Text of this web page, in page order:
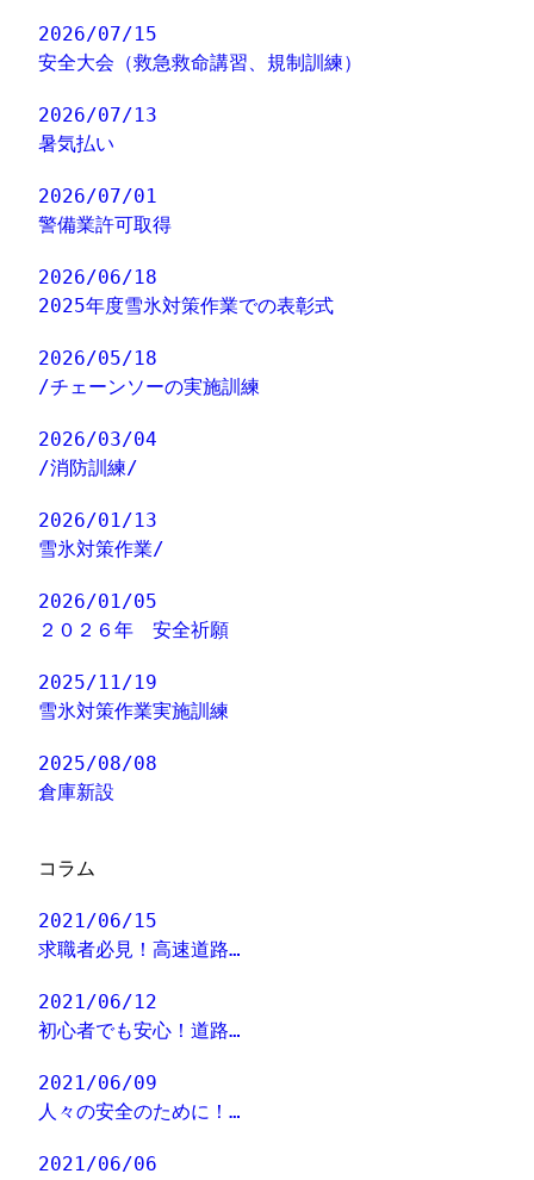
2026/07/15
安全大会（救急救命講習、規制訓練）
2026/07/13
暑気払い
2026/07/01
警備業許可取得
2026/06/18
2025年度雪氷対策作業での表彰式
2026/05/18
/チェーンソーの実施訓練
2026/03/04
/消防訓練/
2026/01/13
雪氷対策作業/
2026/01/05
２０２６年 安全祈願
2025/11/19
雪氷対策作業実施訓練
2025/08/08
倉庫新設
コラム
2021/06/15
求職者必見！高速道路…
2021/06/12
初心者でも安心！道路…
2021/06/09
人々の安全のために！…
2021/06/06